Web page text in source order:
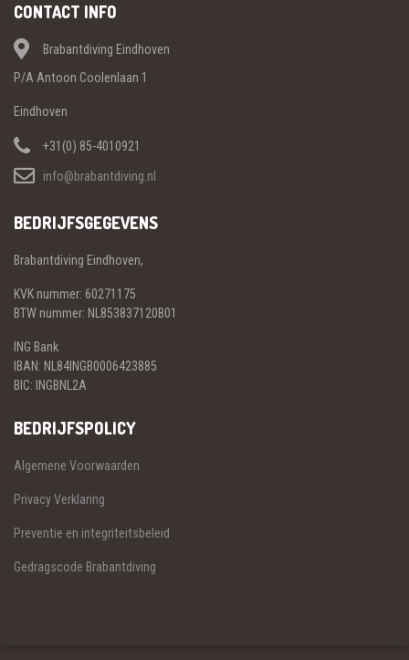
CONTACT INFO
Brabantdiving Eindhoven
P/A Antoon Coolenlaan 1
Eindhoven
+31(0) 85-4010921
info@brabantdiving.nl
BEDRIJFSGEGEVENS
Brabantdiving Eindhoven,
KVK nummer: 60271175
BTW nummer: NL853837120B01
ING Bank
IBAN: NL84INGB0006423885
BIC: INGBNL2A
BEDRIJFSPOLICY
Algemene Voorwaarden
Privacy Verklaring
Preventie en integriteitsbeleid
Gedragscode Brabantdiving